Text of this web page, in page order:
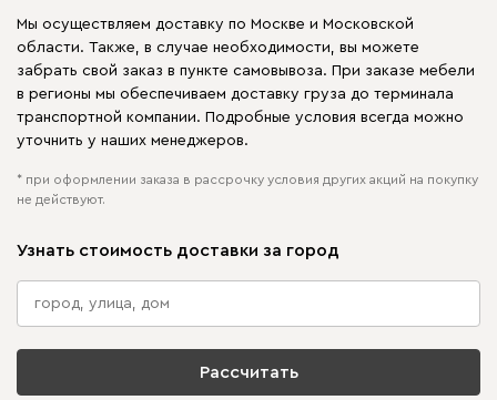
Мы осуществляем доставку по Москве и Московской
области. Также, в случае необходимости, вы можете
забрать свой заказ в пункте самовывоза. При заказе мебели
в регионы мы обеспечиваем доставку груза до терминала
транспортной компании. Подробные условия всегда можно
уточнить у наших менеджеров.
* при оформлении заказа в рассрочку условия других акций на покупку
не действуют.
Узнать стоимость доставки за город
Рассчитать